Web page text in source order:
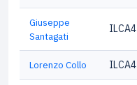
Giuseppe
Santagati
ILCA4
Lorenzo Collo ILCA4